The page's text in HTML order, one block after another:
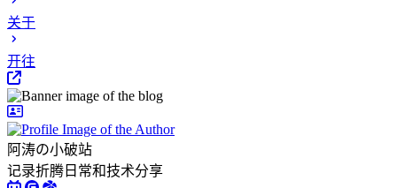
关于
开往
阿涛の小破站
记录折腾日常和技术分享